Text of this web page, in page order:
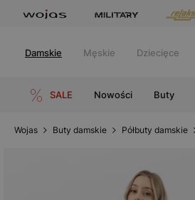
Damskie Męskie Dziecięce
SALE Nowości Buty
Wojas Buty damskie Półbuty damskie